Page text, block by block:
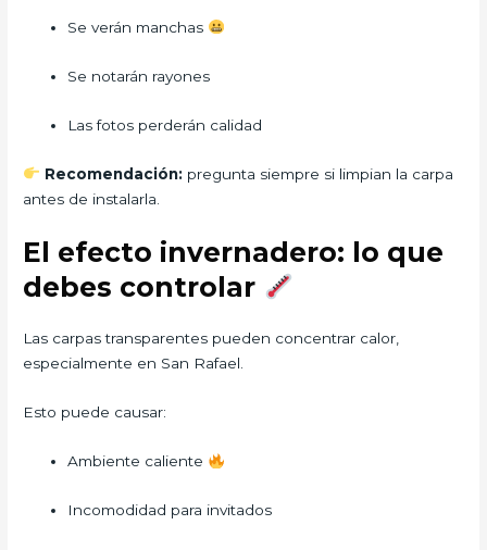
Se verán manchas
Se notarán rayones
Las fotos perderán calidad
Recomendación:pregunta siempre si limpian la carpa
antes de instalarla.
El efecto invernadero: lo que
debes controlar
Las carpas transparentes pueden concentrar calor,
especialmente en San Rafael.
Esto puede causar:
Ambiente caliente
Incomodidad para invitados